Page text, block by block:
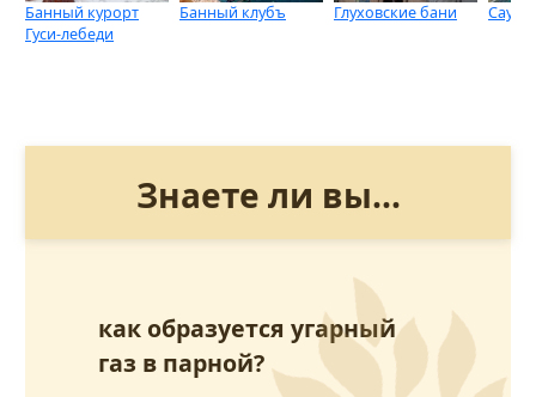
Банный курорт
Гуси-лебеди
Банный клубъ Глуховские бани Сауна
Знаете ли вы...
как образуется угарный
газ в парной?